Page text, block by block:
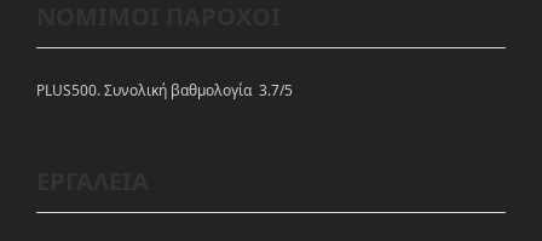
PLUS500. Συνολική βαθμολογία 3.7/5